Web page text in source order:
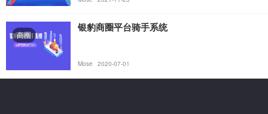
商圈
银豹商圈平台骑手系统
Mose 2020-07-01